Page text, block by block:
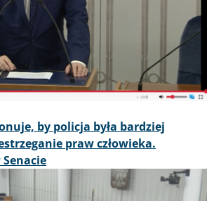
by policja była bardziej
praw człowieka.